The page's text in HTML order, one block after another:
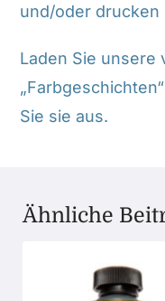
und/oder drucken
Laden Sie unsere
Sie sie aus.
Ähnliche